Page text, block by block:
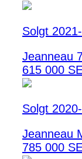
Solgt
Jeanneau
615 000
Solgt
Jeanneau
785 000